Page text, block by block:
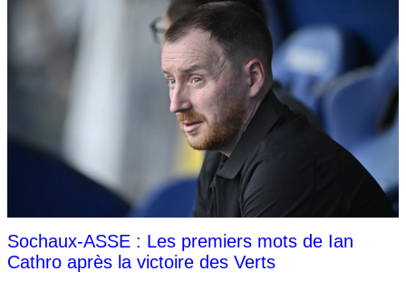
Sochaux-ASSE : Les premiers mots de Ian
Cathro après la victoire des Verts